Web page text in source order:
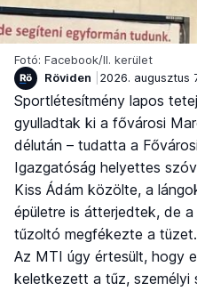
Fotó: Facebook/II. kerület
Röviden
2026. augusztus
Sportlétesítmény lapos
gyulladtak ki a fővárosi
délután – tudatta a
Igazgatóság helyettes
Kiss Ádám közölte, a
épületre is átterjedtek, de
tűzoltó megfékezte a tüzet.
Az MTI úgy értesült, hogy
keletkezett a tűz, személyi